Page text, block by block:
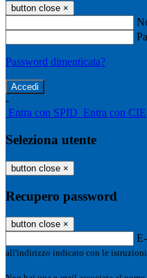
button close ×
Password dimenticata?
-
Entra con SPID Entra con CIE
Seleziona utente
button close ×
Recupero password
button close ×
all'indirizzo indicato con le istruzioni